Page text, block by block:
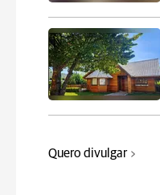
Quero divulgar